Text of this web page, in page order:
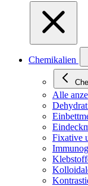
Chemikalien
Alle
Fixative